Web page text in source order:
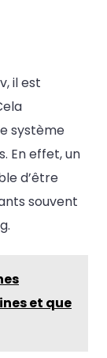
il est
système
En effet, un
d’être
souvent
et que